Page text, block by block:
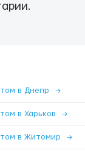
в Днепр →
в Харьков →
в Житомир →